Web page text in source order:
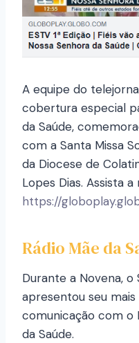
A equipe do
cobertura especial
da Saúde,
com a Santa Missa
da Diocese de
Lopes Dias. Assista
https://
Rádio Mãe da
Durante a Novena, o
apresentou seu
comunicação com o
da Saúde.